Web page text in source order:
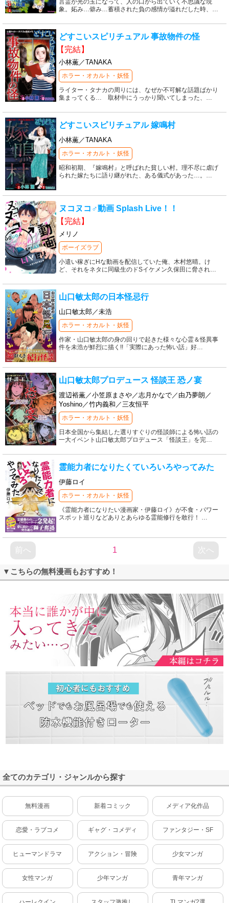
言霊が光の玉になって、人の口から出ていく不思議な現
象。妬み…僻み…蓄積された負の感情が溢れだした時、 …
どすこいスピリチュアル 事故物件の怪
【完結】
小林薫／TANAKA
ホラー・オカルト・妖怪
ライター・タナカの周りには、なぜか不可解な話題ばかり
集まってくる… 取材中にうっかり聞いてしまった、 …
どすこいスピリチュアル 嫁鳴村
小林薫／TANAKA
ホラー・オカルト・妖怪
昭和初期、『嫁鳴村』と呼ばれた貧しい村。理不尽に虐げ
られた嫁たちに語り継がれた、ある儀式があった…。 …
ヌコヌコ♂動画 Splash Live！！
【完結】
メリノ
ボーイズラブ
小遣い稼ぎにHな動画を配信していた俺、木村悠晴。け
ど、それをネタに同級生のドSイケメン久保田に脅され…
山口敏太郎の日本怪忌行
山口敏太郎／未浩
ホラー・オカルト・妖怪
作家・山口敏太郎の身の回りで起きた様々な心霊＆怪異事
件を未浩が鮮烈に描く!!「実際にあった怖い話」好…
山口敏太郎プロデュース 怪談王 恐ノ宴
渡辺裕薫／小笠原まさや／志月かなで／由乃夢朗／
Yoshino／竹内義和／三友恒平
ホラー・オカルト・妖怪
日本全国から集結した選りすぐりの怪談師による怖い話の
一大イベント山口敏太郎プロデュース「怪談王」を完…
霊能力者になりたくていろいろやってみた
伊藤ロイ
ホラー・オカルト・妖怪
《霊能力者になりたい漫画家・伊藤ロイ》が不食・パワー
スポット巡りなどありとあらゆる霊能修行を敢行！ …
前へ 1 次へ
▼こちらの無料漫画もおすすめ！
全てのカテゴリ・ジャンルから探す
無料漫画 新着コミック メディア化作品
恋愛・ラブコメ ギャグ・コメディ ファンタジー・SF
ヒューマンドラマ アクション・冒険 少女マンガ
女性マンガ 少年マンガ 青年マンガ